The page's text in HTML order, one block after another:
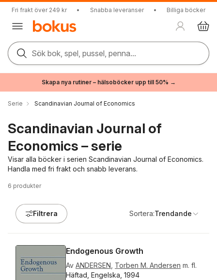
Fri frakt över 249 kr • Snabba leveranser • Billiga böcker
Sök bok, spel, pussel, penna...
Skapa nya rutiner – hälsoböcker upp till 50% →
Serie Scandinavian Journal of Economics
Scandinavian Journal of
Economics – serie
Visar alla böcker i serien Scandinavian Journal of Economics.
Handla med fri frakt och snabb leverans.
6 produkter
Filtrera Sortera:Trendande
Endogenous Growth
Av ANDERSEN Torben M. Andersen m. fl.
Häftad, Engelska, 1994